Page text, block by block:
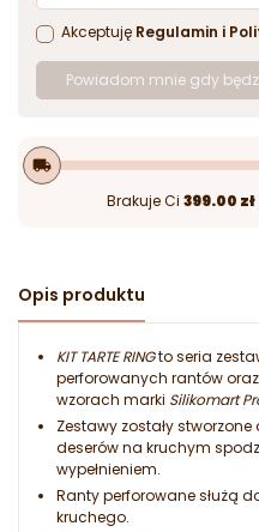
Akceptuję Regulamin i
Powiadom mnie gdy
local_shipping
Brakuje Ci 399.00 zł
Opis produktu
KIT TARTE RINGto seria
perforowanych rantów
wzorach marki Silikomart
Zestawy zostały
deserów na kruchym
wypełnieniem.
Ranty perforowane służą
kruchego.